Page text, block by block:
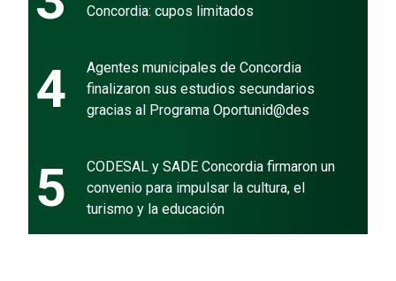
Concordia: cupos limitados
4
Agentes municipales de Concordia
finalizaron sus estudios secundarios
gracias al Programa Oportunid@des
5
CODESAL y SADE Concordia firmaron un
convenio para impulsar la cultura, el
turismo y la educación